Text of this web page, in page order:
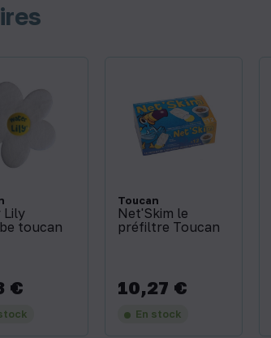
Lily
toucan
€
Toucan
Net'Skim le
préfiltre Toucan
Prix
10,27 €
En stock